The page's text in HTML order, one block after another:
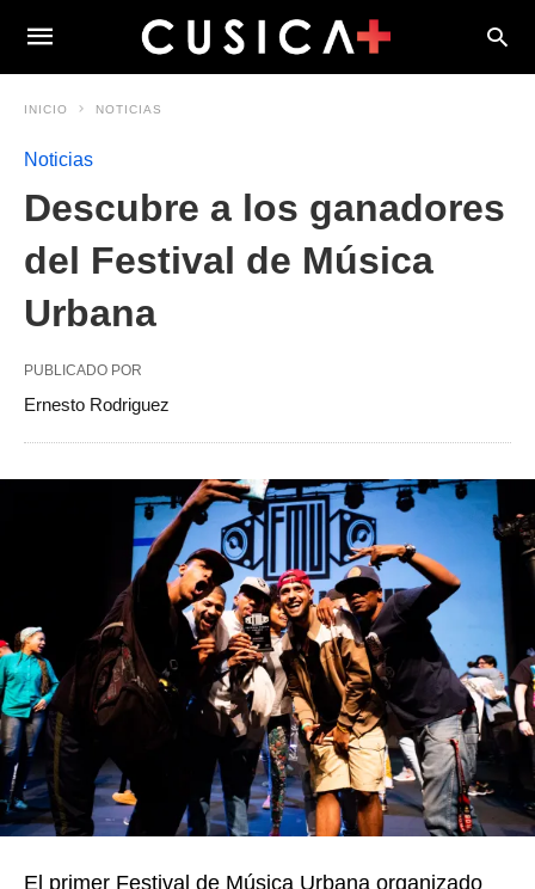
INICIO NOTICIAS
Noticias
Descubre a los ganadores
del Festival de Música
Urbana
PUBLICADO POR
Ernesto Rodriguez
El primer Festival de Música Urbana organizado